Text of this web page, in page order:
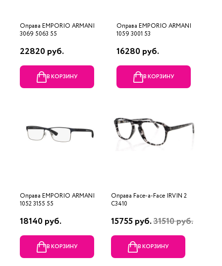
Оправа EMPORIO ARMANI
3069 5063 55
22820 руб.
В КОРЗИНУ
Оправа EMPORIO ARMANI
1059 3001 53
16280 руб.
В КОРЗИНУ
Оправа EMPORIO ARMANI
1052 3155 55
18140 руб.
В КОРЗИНУ
Оправа Face-a-Face IRVIN 2
C3410
15755 руб.31510 руб.
В КОРЗИНУ